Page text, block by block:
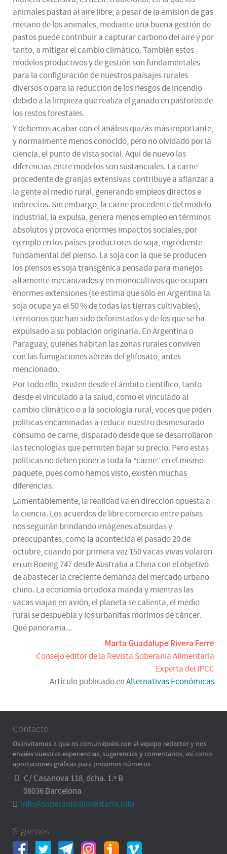
animales pastan al aire libre, a pesar de la emisión de gas
metano de los animales, mediante una buena gestión de
pastos puede contribuir a capturar carbono del aire y por
tanto, a mitigar el cambio climático. También estos
modelos productivos y de gestión son fundamentales
para la configuración de nuestros paisajes rurales
diversos o para la reducción de los riesgos de incendio
debido a la limpieza que realiza el ganado en pastoreo de
los restos forestales.
Y debemos acabar con el análisis quizás más importante,
y normalmente menos conocido, pero no olvidado por la
ciencia, el punto de vista social. Aquí de nuevo las
diferencias entre modelos son sustanciales. La carne
procedente de granjas extensivas contribuye a afianzar a
la gente al medio rural, generando empleos directos e
indirectos. Sin embargo, la carne procedente del modelo
industrial, la expulsa, genera menos empleo en términos
absolutos y provoca enormes impactos sociales, por
ejemplo en los países productores de soja, ingrediente
fundamental del pienso. La soja con la que se producen
los piensos es soja transgénica pensada para manejos
altamente mecanizados y en monocultivos que ocupan
enormes extensiones (se estima que sólo en Argentina la
soja ocupa ya el 50 % de todas las tierras cultivables),
territorios que han sido deforestados y de los que se ha
expulsado a su población originaria. En Argentina o
Paraguay, quienes habitan las zonas rurales conviven
con las fumigaciones aéreas del glifosato, antes
mencionado.
Por todo ello, existen desde el ámbito científico, tanto
desde el vinculado a la salud, como el vinculado al
cambio climático o a la sociología rural, voces que piden
políticas encaminadas a reducir nuestro desmesurado
consumo de carne, disparado desde que se desarrollaron
las tecnologías que permiten bajar su precio. Pero estas
políticas no deben poner a toda la “carne” en el mismo
paquete, pues como hemos visto, existen muchas
diferencias.
Lamentablemente, la realidad va en dirección opuesta a
la ciencia. Los acuerdos de libre comercio entre países
nos seguirán brindando imágenes absurdas y
preocupantes, como la acontecida el pasado 20 de
octubre, cuando por primera vez 150 vacas vivas volaron
en un Boeing 747 desde Australia a China con el objetivo
de abastecer la creciente demanda del mercado urbano
chino. La economía ortodoxa manda y mientras las
vacas viajan en avión, el planeta se calienta, el medio
rural se despuebla y los urbanitas morimos de cáncer.
Qué panorama...
Marta Guadalupe Rivera Ferre
Consejo editor de la Revista Soberanía Alimentaria
Experta del IPCC
Artículo publicado enAlternativas Económicas
Contacto
Os invitamos a que os comuniquéis con el equipo redactor y nos
enviéis vuestras experiencias, sugerencias y comentarios, así como
aportaciones gráficas para próximos números.
C/ Casanova 118, dcha. 1.º B
08036 Barcelona
info@soberaniaalimentaria.info
Síguenos